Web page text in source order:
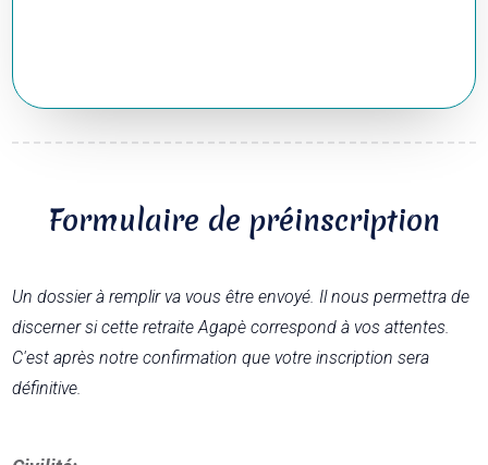
Formulaire de préinscription
Un dossier à remplir va vous être envoyé. Il nous permettra de
discerner si cette retraite Agapè correspond à vos attentes.
C'est après notre confirmation que votre inscription sera
définitive.